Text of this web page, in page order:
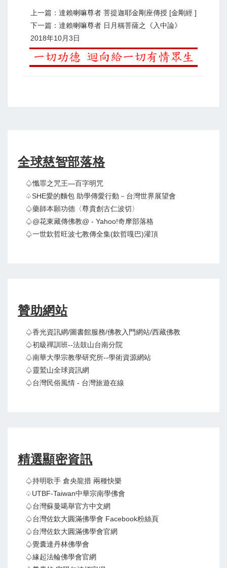
上一篇：達賴喇嘛尊者 菩提迦耶金剛座傳授 [金剛經 ]
下一篇：達賴喇嘛尊者 日月稱菩薩之《入中論》
2018年10月3日
全球慈智部落格
♤懺罪之咒王—百字明咒
♤SHE愛的麵包 助學傳愛行動－台灣世界展望會
♤藥師本願功德〈尊貴創古仁波切〉
♤@花東藏傳佛教@ - Yahoo!奇摩部落格
♤一世欽哲旺波七教傳全集(欽哲嘎巴)灌頂
贊助網站
♤香光資訊網/圖書館服務/佛教入門網站/西藏佛教
♤初級禪訓班--法鼓山台南分院
♤南華大學宗教學研究所--學術資源網站
♤靈鷲山全球資訊網
♤台灣民俗風情 - 台灣旅遊在線
精選顯密資訊
♤持明歌手 倉央龍措 兩種快樂
♤UTBF-Taiwan中華宗南學佛會
♤台灣蘇曼噶舉官方中文網
♤台灣佐欽大圓滿佛學會 Facebook粉絲頁
♤台灣佐欽大圓滿佛學會官網
♤覺囊達丹林佛學會
♤緣起法輪佛學會官網